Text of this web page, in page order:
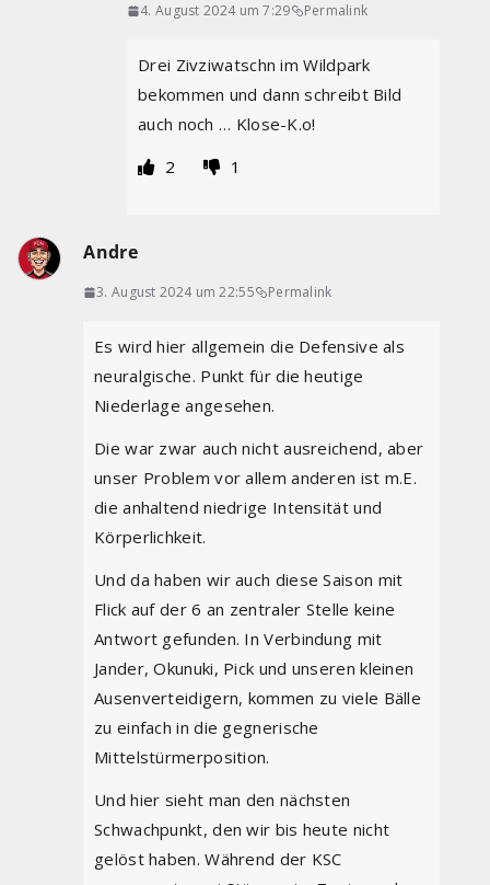
4. August 2024 um 7:29 Permalink
Drei Zivziwatschn im Wildpark
bekommen und dann schreibt Bild
auch noch … Klose-K.o!
2
1
Andre
3. August 2024 um 22:55 Permalink
Es wird hier allgemein die Defensive als
neuralgische. Punkt für die heutige
Niederlage angesehen.
Die war zwar auch nicht ausreichend, aber
unser Problem vor allem anderen ist m.E.
die anhaltend niedrige Intensität und
Körperlichkeit.
Und da haben wir auch diese Saison mit
Flick auf der 6 an zentraler Stelle keine
Antwort gefunden. In Verbindung mit
Jander, Okunuki, Pick und unseren kleinen
Ausenverteidigern, kommen zu viele Bälle
zu einfach in die gegnerische
Mittelstürmerposition.
Und hier sieht man den nächsten
Schwachpunkt, den wir bis heute nicht
gelöst haben. Während der KSC